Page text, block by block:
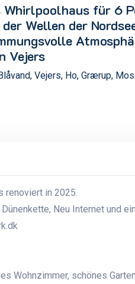
Whirlpoolhaus für 6
Wellen der
Vejers
Vejers, Ho, Grærup,
renoviert in 2025.
Neu Internet und
Wohnzimmer, schönes